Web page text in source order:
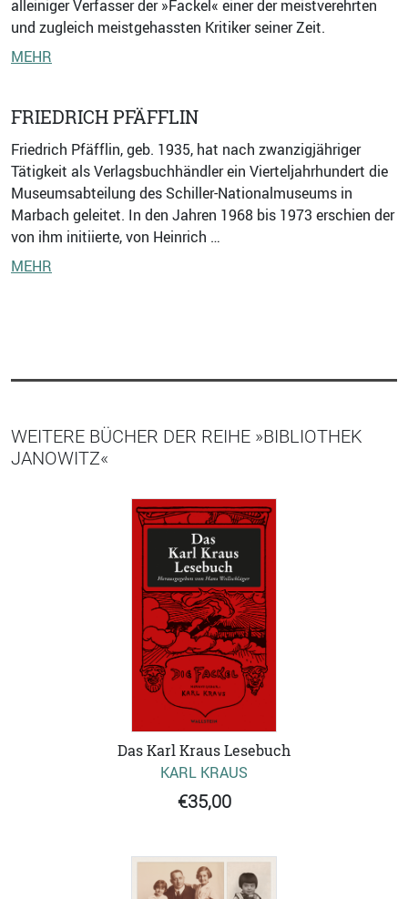
alleiniger Verfasser der »Fackel« einer der meistverehrten
und zugleich meistgehassten Kritiker seiner Zeit.
MEHR
FRIEDRICH PFÄFFLIN
Friedrich Pfäfflin, geb. 1935, hat nach zwanzigjähriger
Tätigkeit als Verlagsbuchhändler ein Vierteljahrhundert die
Museumsabteilung des Schiller-Nationalmuseums in
Marbach geleitet. In den Jahren 1968 bis 1973 erschien der
von ihm initiierte, von Heinrich …
MEHR
WEITERE BÜCHER DER REIHE »BIBLIOTHEK
JANOWITZ«
Das Karl Kraus Lesebuch
KARL KRAUS
€35,00